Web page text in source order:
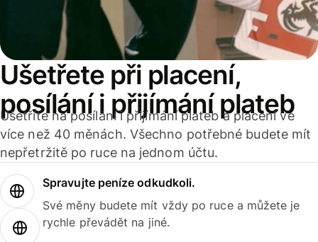
Ušetřete při placení,
posílání i přijímání plateb
Ušetříte na posílání i přijímání plateb a placení ve
více než 40 měnách. Všechno potřebné budete mít
nepřetržitě po ruce na jednom účtu.
Spravujte peníze odkudkoli.
Své měny budete mít vždy po ruce a můžete je
rychle převádět na jiné.